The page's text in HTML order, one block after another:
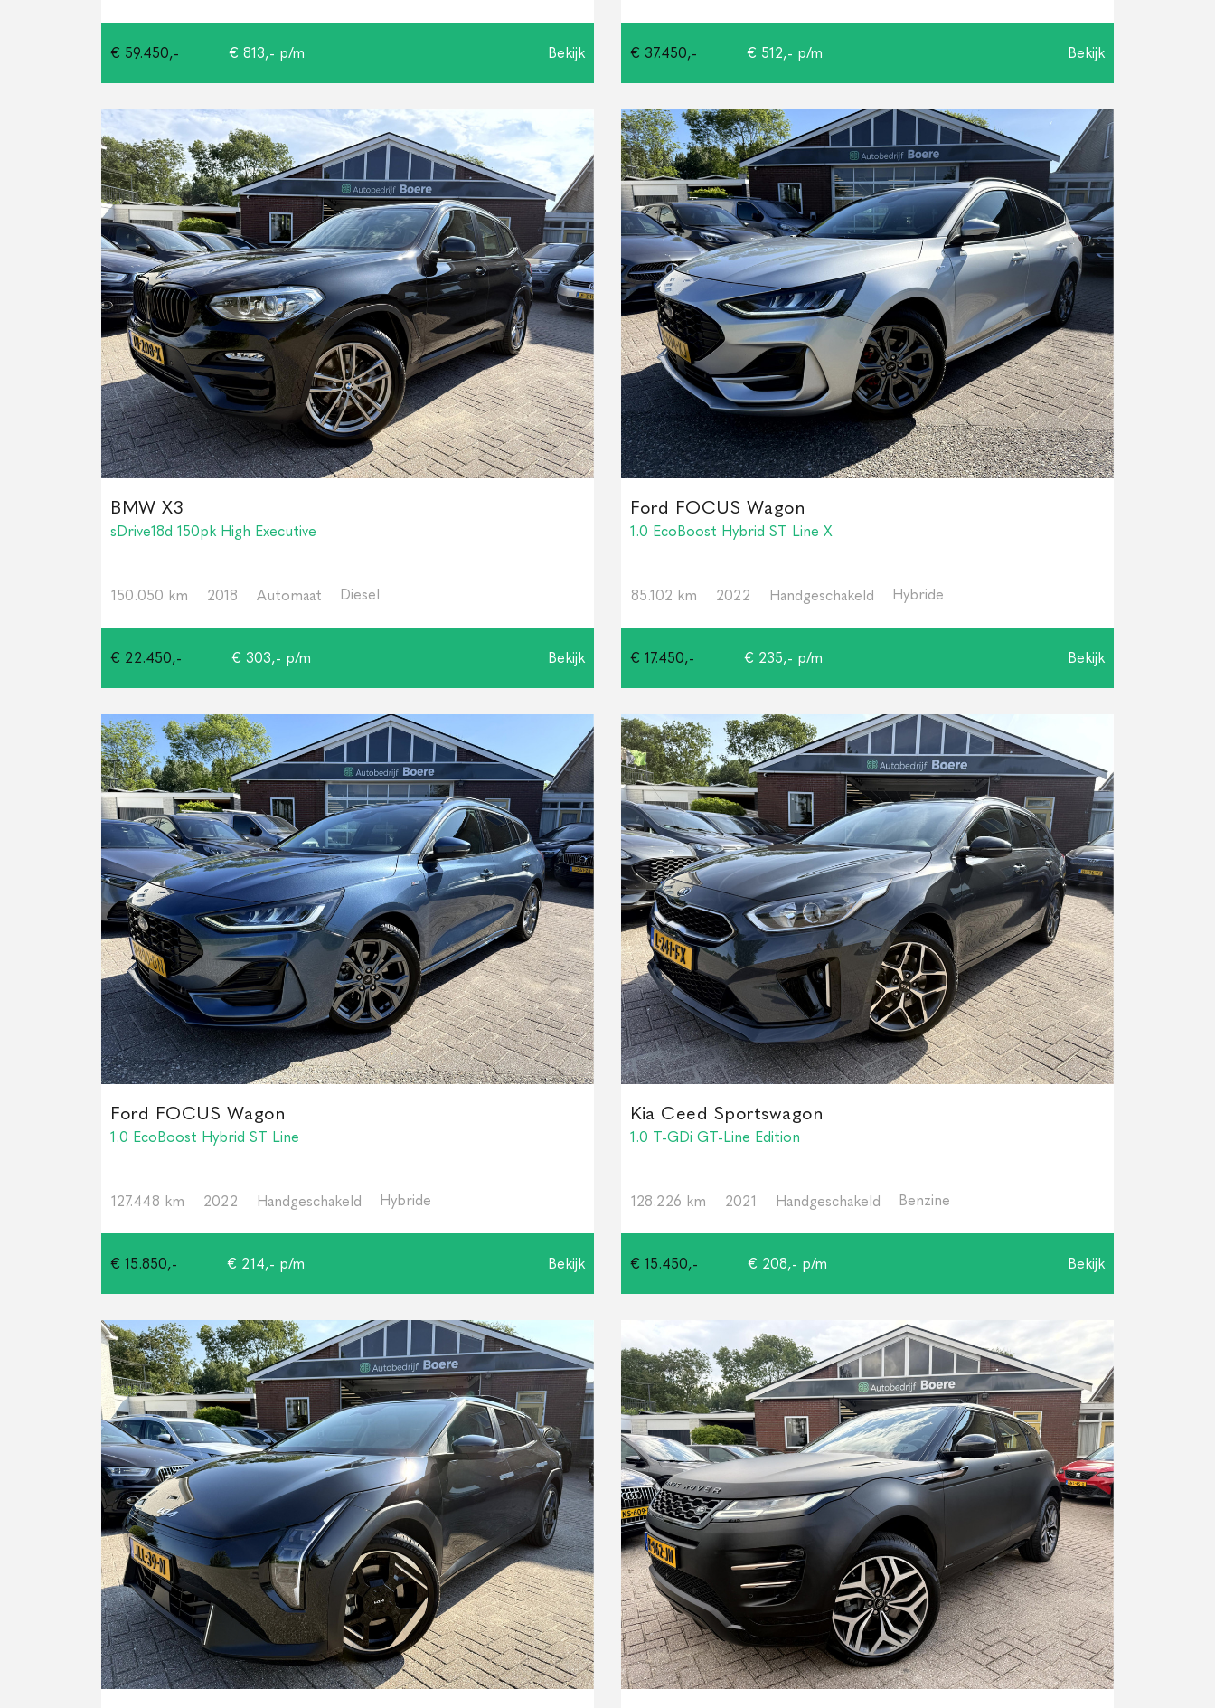
€ 59.450,- € 813,- p/m Bekijk € 37.450,- € 512,- p/m Bekijk
BMW X3
sDrive18d 150pk High Executive
150.050 km 2018 Automaat Diesel
€ 22.450,- € 303,- p/m Bekijk
Ford FOCUS Wagon
1.0 EcoBoost Hybrid ST Line X
85.102 km 2022 Handgeschakeld Hybride
€ 17.450,- € 235,- p/m Bekijk
Ford FOCUS Wagon
1.0 EcoBoost Hybrid ST Line
127.448 km 2022 Handgeschakeld Hybride
€ 15.850,- € 214,- p/m Bekijk
Kia Ceed Sportswagon
1.0 T-GDi GT-Line Edition
128.226 km 2021 Handgeschakeld Benzine
€ 15.450,- € 208,- p/m Bekijk